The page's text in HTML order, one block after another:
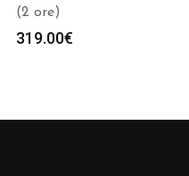
(2 ore)
319.00€